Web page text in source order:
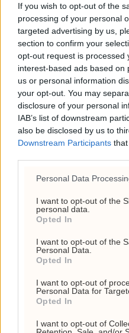
If you wish to opt-out of the
processing of your personal
targeted advertising by us,
section to confirm your
opt-out request is processed
interest-based ads based on
us or personal information
your opt-out. You may
disclosure of your personal
IAB’s list of downstream
also be disclosed by us to
Downstream Participants
Personal Data
I want to opt-out of the
personal data.
Opted In
I want to opt-out of the
Personal Data.
Opted In
I want to opt-out of
Personal Data for
Opted In
I want to opt-out of
grense
under
31. juli 2026 -
Hvorfor
26. juli 2026 -
Circio
veteran
klinisk
Ukens
etter
2. august 2026
Frp-topp